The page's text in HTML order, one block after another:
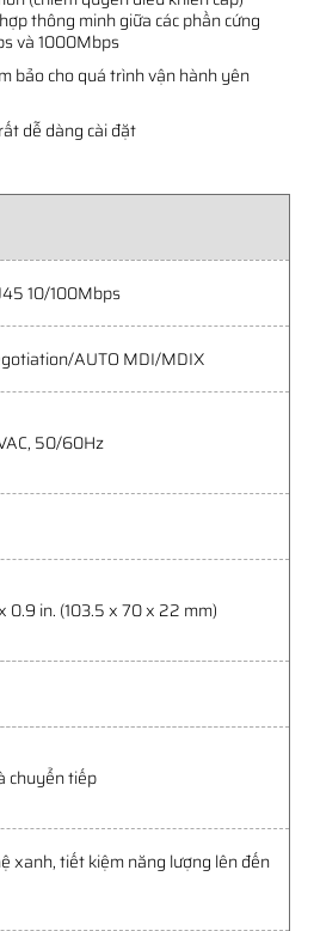
thông minh giữa các phần cứng
và 1000Mbps
bảo cho quá trình vận hành yên
dễ dàng cài đặt
10/100Mbps
AUTO MDI/MDIX
50/60Hz
0.9 in. (103.5 x 70 x 22 mm)
chuyển tiếp
xanh, tiết kiệm năng lượng lên đến